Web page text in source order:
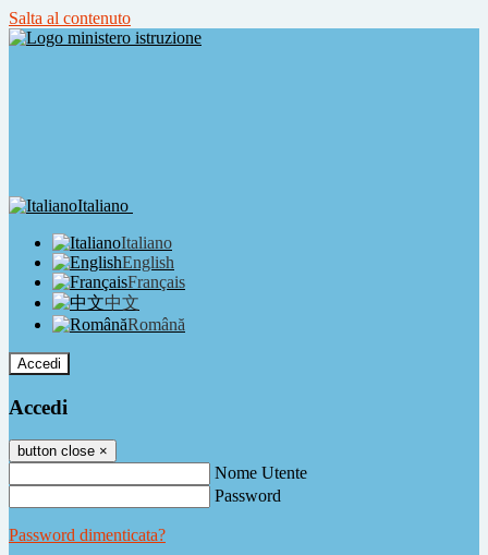
Salta al contenuto
Italiano
Italiano
English
Français
中文
Română
Accedi
Accedi
button close ×
Nome Utente
Password
Password dimenticata?